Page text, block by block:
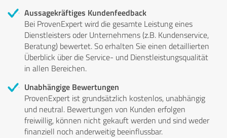
Aussagekräftiges Kundenfeedback
Bei ProvenExpert wird die gesamte Leistung eines
Dienstleisters oder Unternehmens (z.B. Kundenservice,
Beratung) bewertet. So erhalten Sie einen detaillierten
Überblick über die Service- und Dienstleistungsqualität
in allen Bereichen.
Unabhängige Bewertungen
ProvenExpert ist grundsätzlich kostenlos, unabhängig
und neutral. Bewertungen von Kunden erfolgen
freiwillig, können nicht gekauft werden und sind weder
finanziell noch anderweitig beeinflussbar.